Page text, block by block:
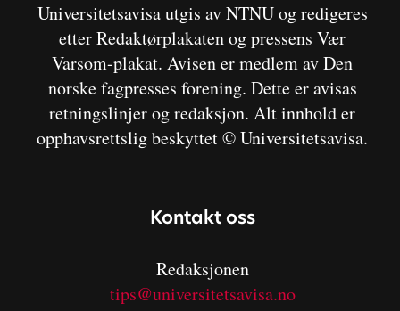
Universitetsavisa utgis av NTNU og redigeres
etter Redaktørplakaten og pressens Vær
Varsom-plakat. Avisen er medlem av Den
norske fagpresses forening. Dette er avisas
retningslinjer og redaksjon. Alt innhold er
opphavsrettslig beskyttet © Universitetsavisa.
Kontakt oss
Redaksjonen
tips@universitetsavisa.no